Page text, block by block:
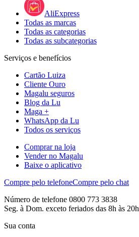
AliExpress
Todas as marcas
Todas as categorias
Todas as subcategorias
Serviços e benefícios
Cartão Luiza
Cliente Ouro
Magalu seguros
Blog da Lu
Maga +
WhatsApp da Lu
Todos os serviços
Comprar na loja
Vender no Magalu
Baixe o aplicativo
Compre pelo telefoneCompre pelo chat
Número de telefone 0800 773 3838
Seg. à Dom. exceto feriados das 8h às 20h
Sua conta